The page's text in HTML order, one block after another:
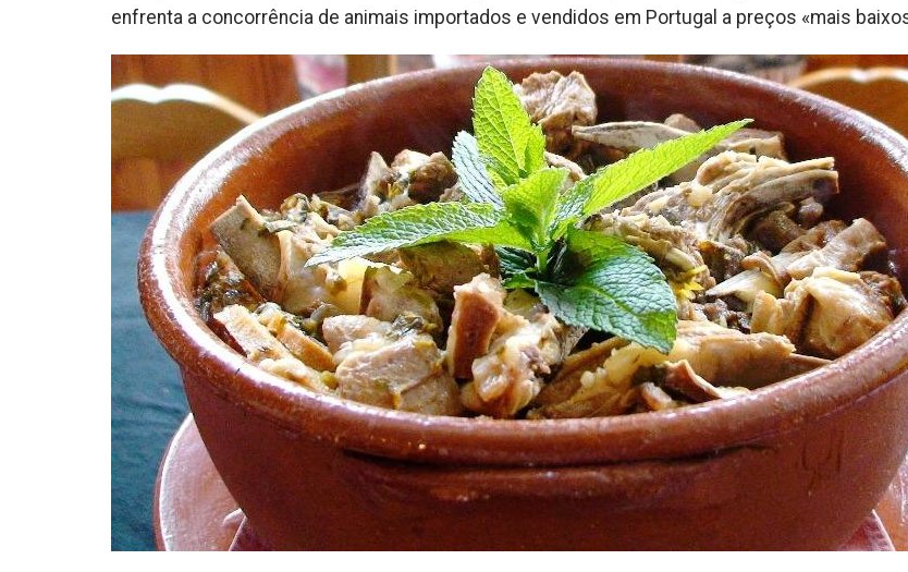
enfrenta a concorrência de animais importados e vendidos em Portugal a preços «mais